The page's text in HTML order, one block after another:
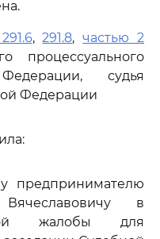
,291.8,частью 2
процессуального
судья
Федерации
предпринимателю
в
жалобы для